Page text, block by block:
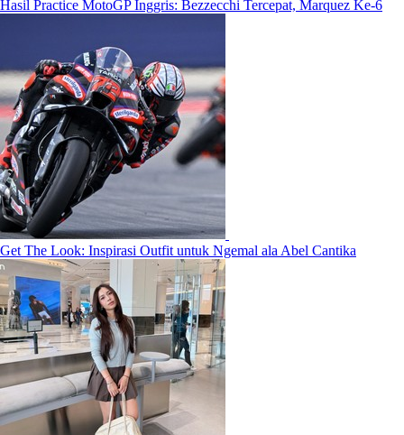
Hasil Practice MotoGP Inggris: Bezzecchi Tercepat, Marquez Ke-6
Get The Look: Inspirasi Outfit untuk Ngemal ala Abel Cantika